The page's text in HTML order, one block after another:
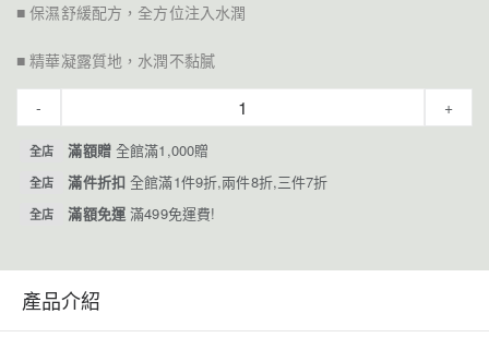
■ 保濕舒緩配方，全方位注入水潤
■ 精華凝露質地，水潤不黏膩
- +
全店 滿額贈 全館滿1,000贈
全店 滿件折扣全館滿1件9折,兩件8折,三件7折
全店 滿額免運滿499免運費!
產品介紹